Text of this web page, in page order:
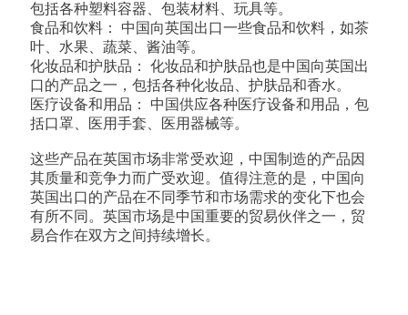
包括各种塑料容器、包装材料、玩具等。
食品和饮料： 中国向英国出口一些食品和饮料，如茶
叶、水果、蔬菜、酱油等。
化妆品和护肤品： 化妆品和护肤品也是中国向英国出
口的产品之一，包括各种化妆品、护肤品和香水。
医疗设备和用品： 中国供应各种医疗设备和用品，包
括口罩、医用手套、医用器械等。
这些产品在英国市场非常受欢迎，中国制造的产品因
其质量和竞争力而广受欢迎。值得注意的是，中国向
英国出口的产品在不同季节和市场需求的变化下也会
有所不同。英国市场是中国重要的贸易伙伴之一，贸
易合作在双方之间持续增长。